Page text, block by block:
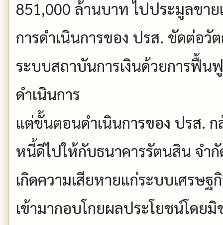
851,000 ล้านบาท ไปประมูลขา
การดำเนินการของ ปรส. ขัดต่อ
ระบบสถาบันการเงินด้วยการฟื้
ดำเนินการ
แต่ขั้นตอนดำเนินการของ ปรส.
หนี้ดีไปให้กับธนาคารรัตนสิน จำ
เกิดความเสียหายแก่ระบบเศรษ
เข้ามากอบโกยผลประโยชน์โดย